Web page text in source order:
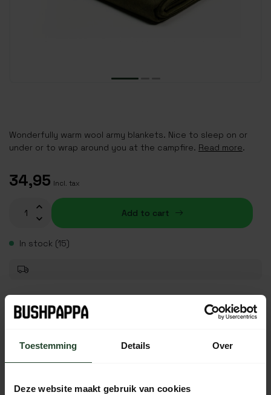
Toestemming Details Over
Deze website maakt gebruik van cookies
Wonderfully warm wool army blankets. Nice to sleep on or
under or to wrap around you at the campfire. Read more.
34,95 Incl. tax
Add to cart
In stock (15)
Free shipping from €90 (NL, BE & DE)
14-day cooling-off period with no-nonsense return policy
same day
Available every day from 10:00 to 20:00 via chat,